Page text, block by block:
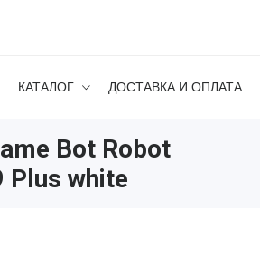
КАТАЛОГ ДОСТАВКА И ОПЛАТА
Bot Robot
Plus white